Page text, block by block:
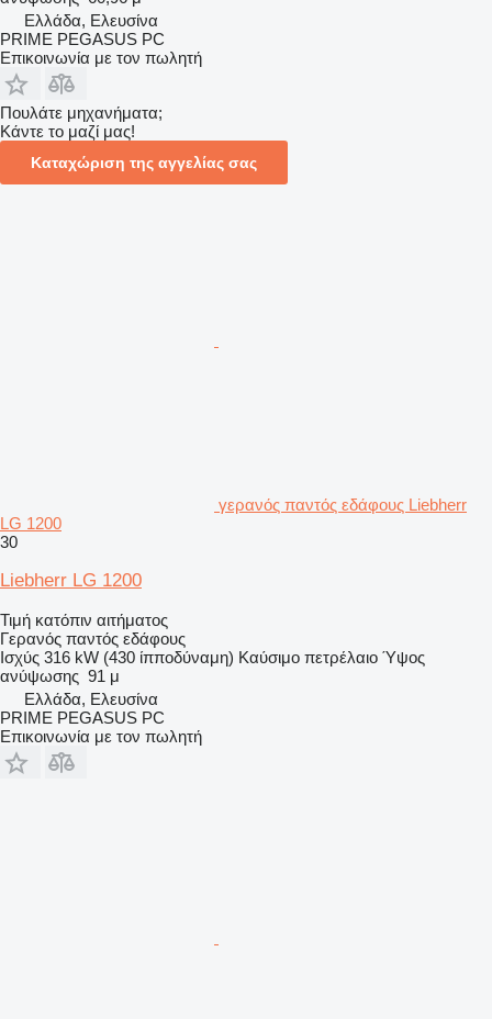
Ελλάδα, Ελευσίνα
PRIME PEGASUS PC
Επικοινωνία με τον πωλητή
Πουλάτε μηχανήματα;
Κάντε το μαζί μας!
Καταχώριση της αγγελίας σας
γερανός παντός εδάφους Liebherr
LG 1200
30
Liebherr LG 1200
Τιμή κατόπιν αιτήματος
Γερανός παντός εδάφους
Ισχύς 316 kW (430 ίπποδύναμη) Καύσιμο πετρέλαιο Ύψος
ανύψωσης 91 μ
Ελλάδα, Ελευσίνα
PRIME PEGASUS PC
Επικοινωνία με τον πωλητή